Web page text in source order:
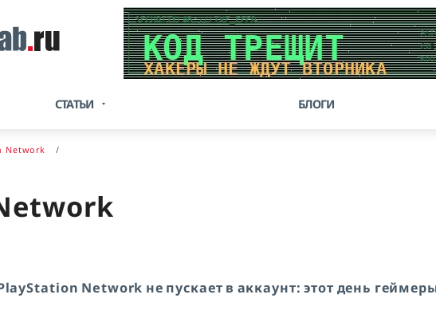
СТАТЬИ БЛОГИ
Network
Network не пускает в аккаунт: этот день